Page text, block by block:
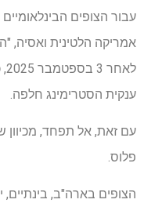
עבור הצופים
אמריקה הלטינית ואסיה,
ענקית הסטרימינג חלפה.
עם זאת, אל תפחד, מכיוון
פלוס.
הצופים בארה"ב,